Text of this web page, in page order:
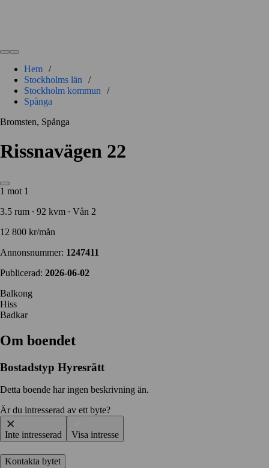
Hem /
Stockholms län
/
Stockholm kommun
/
Spånga
Bromsten, Spånga
Rissnavägen 22
1 mot 1
3.5 rum ∙ 92 kvm ∙ Vån 2
12 800 kr/mån
Annonsnummer: 1247411
Publicerad: 2026-06-02
Balkong
Hiss
Badkar
Om boendet
Bostadstyp Hyresrätt
Detta boende har ingen beskrivning än.
Är du intresserad av ett byte?
Inte intresserad Visa intresse
Kontakta bytet